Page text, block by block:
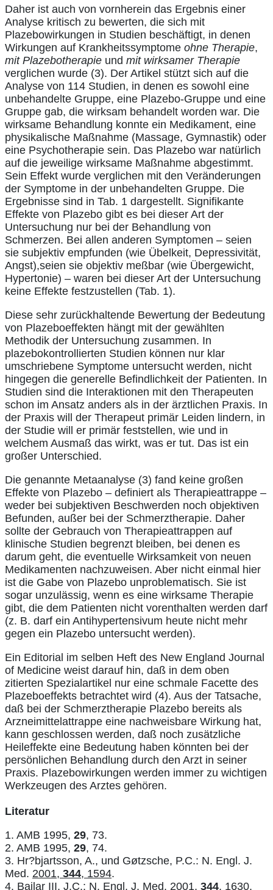
Daher ist auch von vornherein das Ergebnis einer
Analyse kritisch zu bewerten, die sich mit
Plazebowirkungen in Studien beschäftigt, in denen
Wirkungen auf Krankheitssymptome ohne Therapie,
mit Plazebotherapie und mit wirksamer Therapie
verglichen wurde (3). Der Artikel stützt sich auf die
Analyse von 114 Studien, in denen es sowohl eine
unbehandelte Gruppe, eine Plazebo-Gruppe und eine
Gruppe gab, die wirksam behandelt worden war. Die
wirksame Behandlung konnte ein Medikament, eine
physikalische Maßnahme (Massage, Gymnastik) oder
eine Psychotherapie sein. Das Plazebo war natürlich
auf die jeweilige wirksame Maßnahme abgestimmt.
Sein Effekt wurde verglichen mit den Veränderungen
der Symptome in der unbehandelten Gruppe. Die
Ergebnisse sind in Tab. 1 dargestellt. Signifikante
Effekte von Plazebo gibt es bei dieser Art der
Untersuchung nur bei der Behandlung von
Schmerzen. Bei allen anderen Symptomen – seien
sie subjektiv empfunden (wie Übelkeit, Depressivität,
Angst),seien sie objektiv meßbar (wie Übergewicht,
Hypertonie) – waren bei dieser Art der Untersuchung
keine Effekte festzustellen (Tab. 1).
Diese sehr zurückhaltende Bewertung der Bedeutung
von Plazeboeffekten hängt mit der gewählten
Methodik der Untersuchung zusammen. In
plazebokontrollierten Studien können nur klar
umschriebene Symptome untersucht werden, nicht
hingegen die generelle Befindlichkeit der Patienten. In
Studien sind die Interaktionen mit den Therapeuten
schon im Ansatz anders als in der ärztlichen Praxis. In
der Praxis will der Therapeut primär Leiden lindern, in
der Studie will er primär feststellen, wie und in
welchem Ausmaß das wirkt, was er tut. Das ist ein
großer Unterschied.
Die genannte Metaanalyse (3) fand keine großen
Effekte von Plazebo – definiert als Therapieattrappe –
weder bei subjektiven Beschwerden noch objektiven
Befunden, außer bei der Schmerztherapie. Daher
sollte der Gebrauch von Therapieattrappen auf
klinische Studien begrenzt bleiben, bei denen es
darum geht, die eventuelle Wirksamkeit von neuen
Medikamenten nachzuweisen. Aber nicht einmal hier
ist die Gabe von Plazebo unproblematisch. Sie ist
sogar unzulässig, wenn es eine wirksame Therapie
gibt, die dem Patienten nicht vorenthalten werden darf
(z. B. darf ein Antihypertensivum heute nicht mehr
gegen ein Plazebo untersucht werden).
Ein Editorial im selben Heft des New England Journal
of Medicine weist darauf hin, daß in dem oben
zitierten Spezialartikel nur eine schmale Facette des
Plazeboeffekts betrachtet wird (4). Aus der Tatsache,
daß bei der Schmerztherapie Plazebo bereits als
Arzneimittelattrappe eine nachweisbare Wirkung hat,
kann geschlossen werden, daß noch zusätzliche
Heileffekte eine Bedeutung haben könnten bei der
persönlichen Behandlung durch den Arzt in seiner
Praxis. Plazebowirkungen werden immer zu wichtigen
Werkzeugen des Arztes gehören.
Literatur
1. AMB 1995, 29, 73.
2. AMB 1995, 29, 74.
3. Hr?bjartsson, A., und Gøtzsche, P.C.: N. Engl. J.
Med. 2001, 344, 1594.
4. Bailar III, J.C.: N. Engl. J. Med. 2001, 344, 1630.